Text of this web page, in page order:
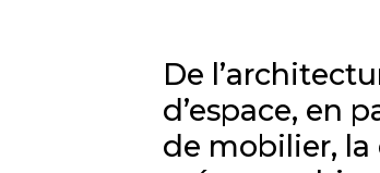
De
d’espace, en
de mobilier,